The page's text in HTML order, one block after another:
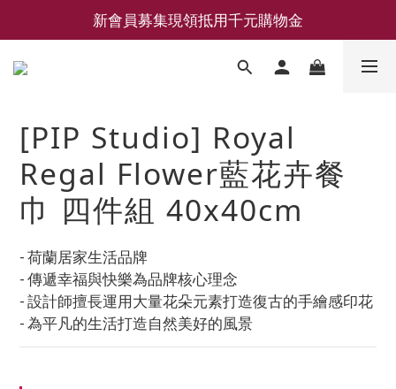
新會員募集現領抵用千元購物金
新會員募集現領抵用千元購物金
LEMAIRE 經典可頌包 NEW ARRIVAL
新會員募集現領抵用千元購物金
[PIP Studio] Royal
Regal Flower藍花卉餐
巾 四件組 40x40cm
- 荷蘭居家生活品牌
- 傳遞幸福與快樂為品牌核心理念
- 設計師擅長運用大量花朵元素打造復古的手繪感印花
- 為平凡的生活打造自然美好的風景